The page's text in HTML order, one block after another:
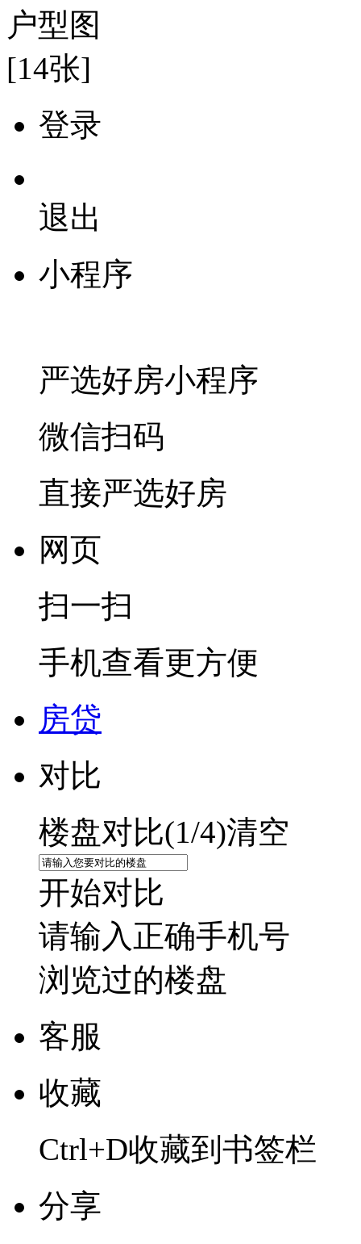
户型图
[14张]
登录
退出
小程序
严选好房小程序
微信扫码
直接严选好房
网页
扫一扫
手机查看更方便
房贷
对比
楼盘对比(1/4)清空
开始对比
请输入正确手机号
浏览过的楼盘
客服
收藏
Ctrl+D收藏到书签栏
分享